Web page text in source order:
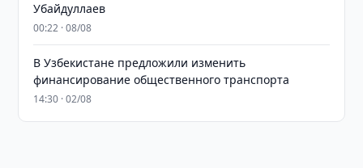
Убайдуллаев
00:22 · 08/08
В Узбекистане предложили изменить
финансирование общественного транспорта
14:30 · 02/08